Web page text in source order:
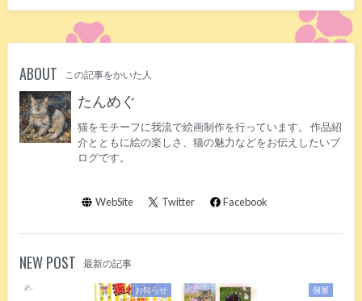
ABOUT この記事をかいた人
たんめぐ
猫をモチーフに我流で絵画制作を行っています。 作品紹
介とともに絵の楽しさ、猫の魅力などをお伝えしたいブ
ログです。
WebSite Twitter Facebook
NEW POST 最新の記事
お知らせ 個展